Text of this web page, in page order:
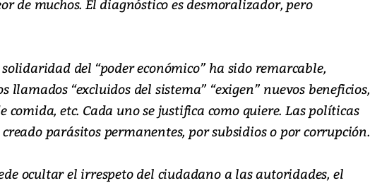
de muchos. El diagnóstico es desmoralizador, pero
del “poder económico” ha sido remarcable,
llamados “excluidos del sistema” “exigen” nuevos beneficios,
comida, etc. Cada uno se justifica como quiere. Las políticas
parásitos permanentes, por subsidios o por corrupción.
ocultar el irrespeto del ciudadano a las autoridades, el